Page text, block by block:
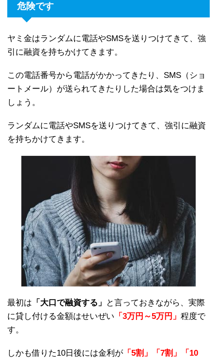
危険です
ヤミ金はランダムに電話やSMSを送りつけてきて、強
引に融資を持ちかけてきます。
この電話番号から電話がかかってきたり、SMS（ショ
ートメール）が送られてきたりした場合は気をつけま
しょう。
ランダムに電話やSMSを送りつけてきて、強引に融資
を持ちかけてきます。
最初は 「大口で融資する」
と言っておきながら、実際
に貸し付ける金額はせいぜい 「3万円～5万円」 程度で
す。
しかも借りた10日後には金利が 「5割」「7割」「10